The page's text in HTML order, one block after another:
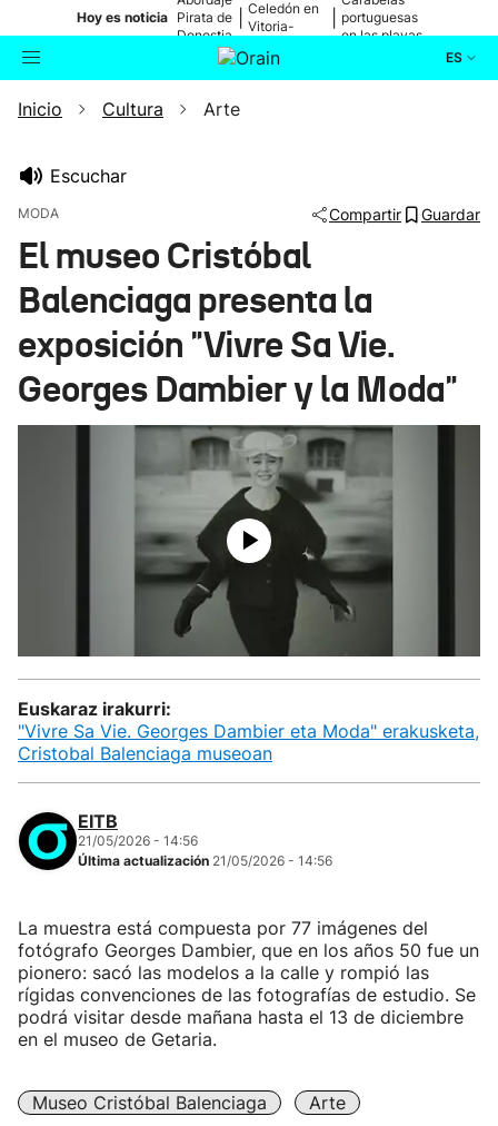
Hoy es noticia Pirata de
Donostia
Celedón en
Vitoria-
portuguesas
en las playas
ES
Buscador Actualidad
Ikusmiran
Eguraldia
Inicio Cultura Arte
Escuchar
MODA Compartir Guardar
El museo Cristóbal
Balenciaga presenta la
exposición "Vivre Sa Vie.
Georges Dambier y la Moda"
Euskaraz irakurri:
"Vivre Sa Vie. Georges Dambier eta Moda" erakusketa,
Cristobal Balenciaga museoan
EITB
21/05/2026 - 14:56
Última actualización 21/05/2026 - 14:56
La muestra está compuesta por 77 imágenes del
fotógrafo Georges Dambier, que en los años 50 fue un
pionero: sacó las modelos a la calle y rompió las
rígidas convenciones de las fotografías de estudio. Se
podrá visitar desde mañana hasta el 13 de diciembre
en el museo de Getaria.
Museo Cristóbal Balenciaga Arte